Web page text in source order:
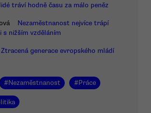
tráví hodně času za málo peněz
Nezaměstnanost nejvíce trápí
s nižším vzděláním
Ztracená generace evropského mládí
#Nezaměstnanost #Práce